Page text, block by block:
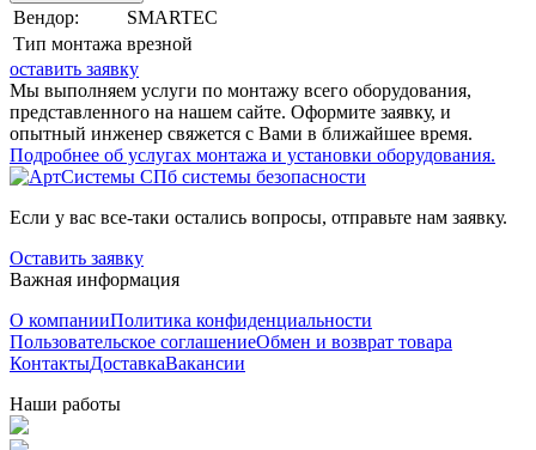
Вендор:
SMARTEC
Tип мoнтaжa врезной
оставить заявку
Мы выполняем услуги по монтажу всего оборудования,
представленного на нашем сайте. Оформите заявку, и
опытный инженер свяжется с Вами в ближайшее время.
Подробнее об услугах монтажа и установки оборудования.
Если у вас все-таки остались вопросы, отправьте нам заявку.
Оставить заявку
Важная информация
О компанииПолитика конфиденциальности
Пользовательское соглашениеОбмен и возврат товара
КонтактыДоставкаВакансии
Наши работы